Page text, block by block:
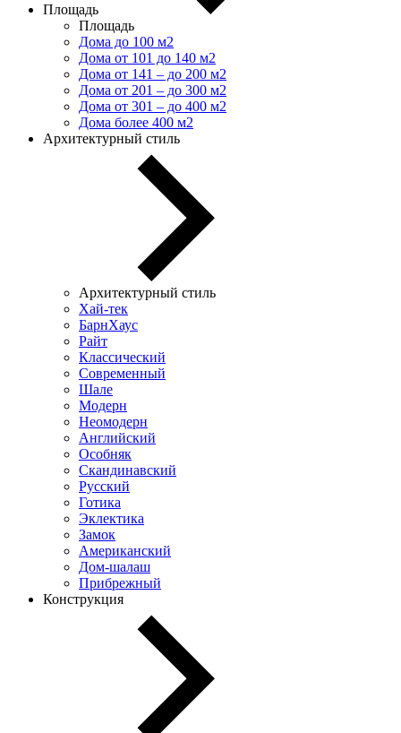
Площадь
Площадь
Дома до 100 м2
Дома от 101 до 140 м2
Дома от 141 – до 200 м2
Дома от 201 – до 300 м2
Дома от 301 – до 400 м2
Дома более 400 м2
Архитектурный стиль
Архитектурный стиль
Хай-тек
БарнХаус
Райт
Классический
Современный
Шале
Модерн
Неомодерн
Английский
Особняк
Скандинавский
Русский
Готика
Эклектика
Замок
Американский
Дом-шалаш
Прибрежный
Конструкция